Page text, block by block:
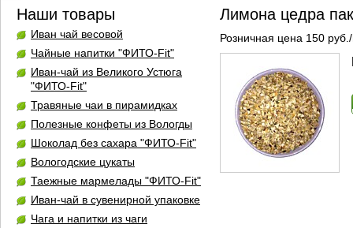
Наши товары
Иван чай весовой
Чайные напитки "ФИТО-Fit"
Иван-чай из Великого Устюга
"ФИТО-Fit"
Травяные чаи в пирамидках
Полезные конфеты из Вологды
Шоколад без сахара "ФИТО-Fit"
Вологодские цукаты
Таежные мармелады "ФИТО-Fit"
Иван-чай в сувенирной упаковке
Чага и напитки из чаги
Лимона цедра
Розничная цена 150